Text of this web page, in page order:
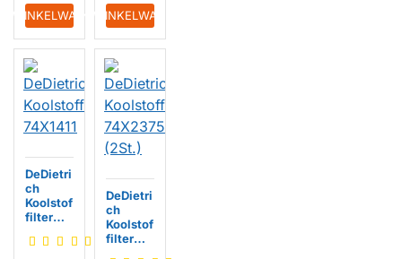
WINKELWAGENIN WINKELWAGEN
DeDietri
ch
Koolstof
filter
DeDietri
ch
Koolstof
filter